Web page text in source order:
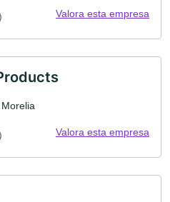
Valora esta empresa
Valora esta empresa